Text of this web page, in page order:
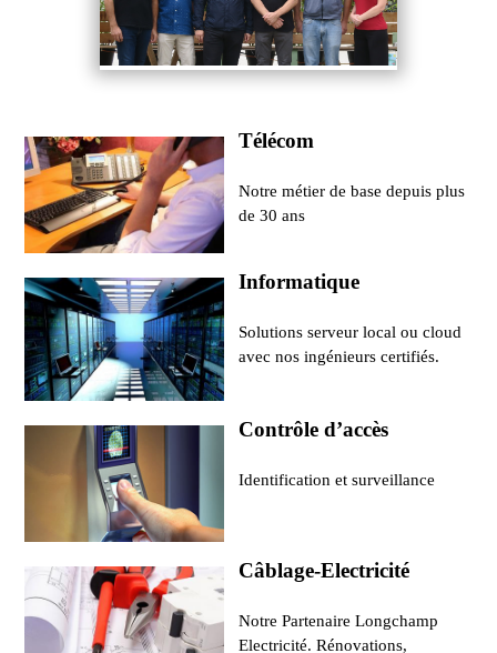
Télécom
Notre métier de base depuis plus
de 30 ans
Informatique
Solutions serveur local ou cloud
avec nos ingénieurs certifiés.
Contrôle d’accès
Identification et surveillance
Câblage-Electricité
Notre Partenaire Longchamp
Electricité. Rénovations,